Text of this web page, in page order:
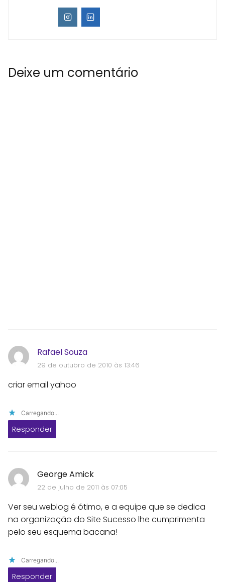
Rafael Souza
29 de outubro de 2010 às 13:46
criar email yahoo
Carregando...
Responder
George Amick
22 de julho de 2011 às 07:05
Ver seu weblog é ótimo, e a equipe que se dedica
na organização do Site Sucesso lhe cumprimenta
pelo seu esquema bacana!
Carregando...
Responder
Deixe um comentário